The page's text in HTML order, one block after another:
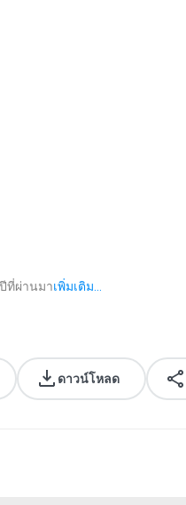
ที่ผ่านมาเพิ่มเติม...
ดาวน์โหลด